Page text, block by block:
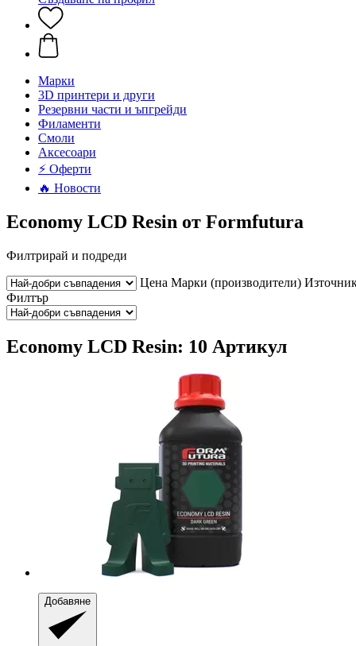
Mарки
3D принтери и други
Резервни части и ъпгрейди
Филаменти
Смоли
Аксесоари
⚡ Оферти
🔥 Новости
Economy LCD Resin от Formfutura
Филтрирай и подреди
Цена Марки (производители)
Филтър
Economy LCD Resin: 10 Артикул
Добавяне